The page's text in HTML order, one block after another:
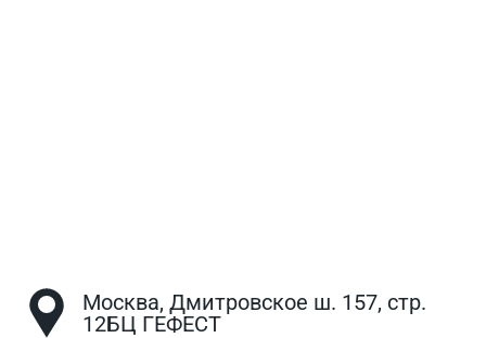
Москва, Дмитровское ш. 157, стр.
12БЦ ГЕФЕСТ